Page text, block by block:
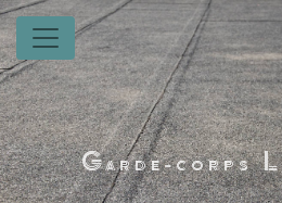
Panneau de gestion des cookies
Garde-corps